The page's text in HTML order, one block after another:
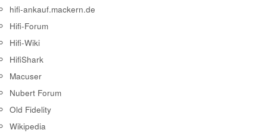
hifi-ankauf.mackern.de
Hifi-Forum
Hifi-Wiki
HifiShark
Macuser
Nubert Forum
Old Fidelity
Wikipedia